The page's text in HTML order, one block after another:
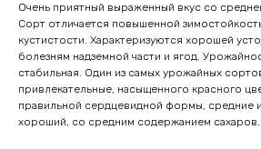
Очень приятный выраженный вкус со
Сорт отличается повышенной
кустистости. Характеризуются хорошей
болезням надземной части и ягод.
стабильная. Один из самых урожайных
привлекательные, насыщенного красного
правильной сердцевидной формы, средние
хороший, со средним содержанием сахаров.